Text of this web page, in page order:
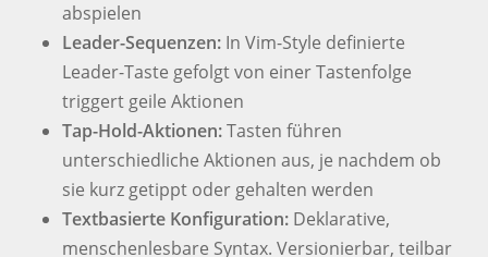
abspielen
Leader-Sequenzen:In Vim-Style definierte
Leader-Taste gefolgt von einer Tastenfolge
triggert geile Aktionen
Tap-Hold-Aktionen:Tasten führen
unterschiedliche Aktionen aus, je nachdem ob
sie kurz getippt oder gehalten werden
Textbasierte Konfiguration:Deklarative,
menschenlesbare Syntax. Versionierbar, teilbar